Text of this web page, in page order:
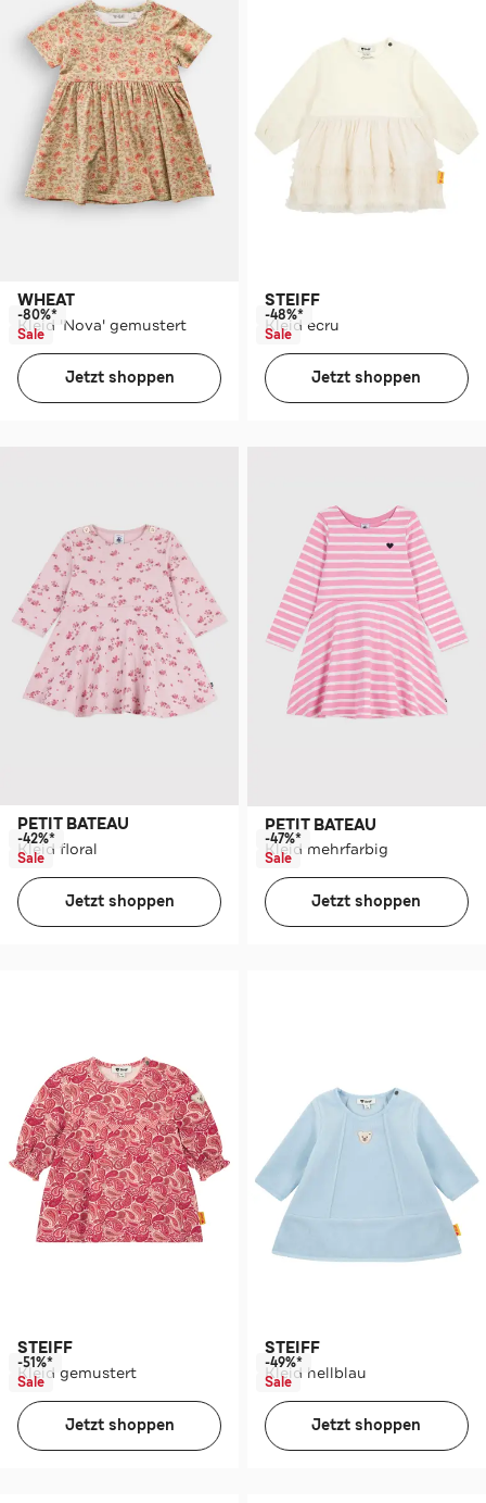
WHEAT
Kleid 'Nova' gemustert
-80%*
Sale
Jetzt shoppen
STEIFF
Kleid ecru
-48%*
Sale
Jetzt shoppen
PETIT BATEAU
Kleid floral
-42%*
Sale
Jetzt shoppen
PETIT BATEAU
Kleid mehrfarbig
-47%*
Sale
Jetzt shoppen
STEIFF
Kleid gemustert
-51%*
Sale
Jetzt shoppen
STEIFF
Kleid hellblau
-49%*
Sale
Jetzt shoppen